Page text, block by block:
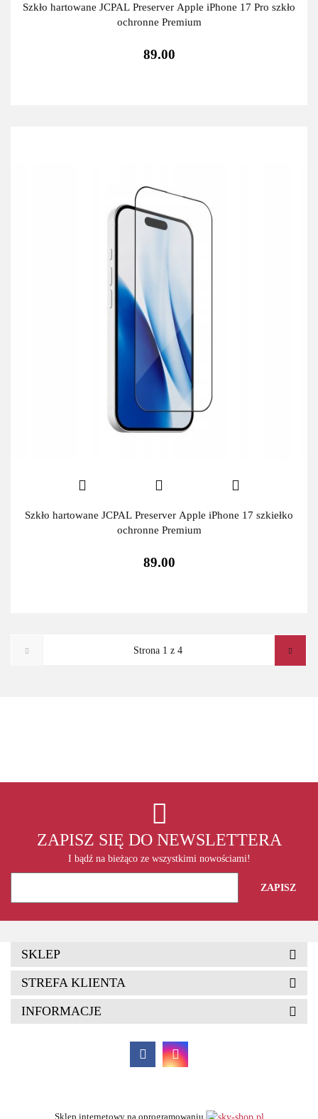
Szkło hartowane JCPAL Preserver Apple iPhone 17 Pro szkło
ochronne Premium
89.00
Szkło hartowane JCPAL Preserver Apple iPhone 17 szkiełko
ochronne Premium
89.00
ZAPISZ SIĘ DO NEWSLETTERA
I bądź na bieżąco ze wszystkimi nowościami!
SKLEP
STREFA KLIENTA
INFORMACJE
Sklep internetowy na oprogramowaniu